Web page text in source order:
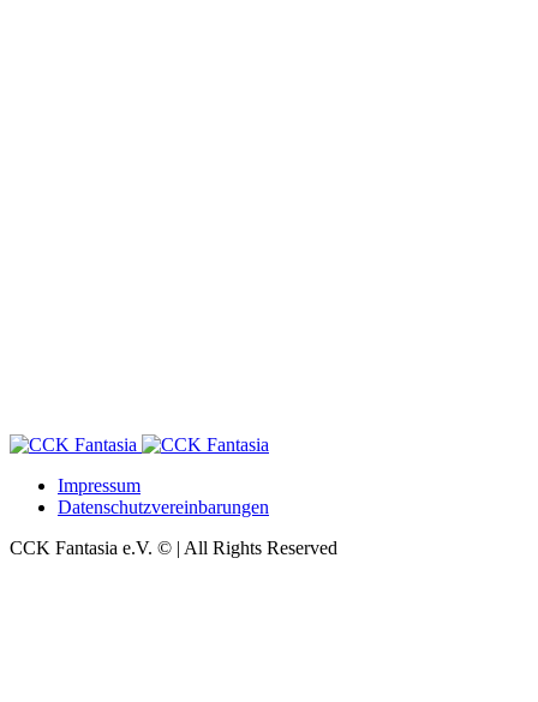
Impressum
Datenschutzvereinbarungen
CCK Fantasia e.V. © | All Rights Reserved